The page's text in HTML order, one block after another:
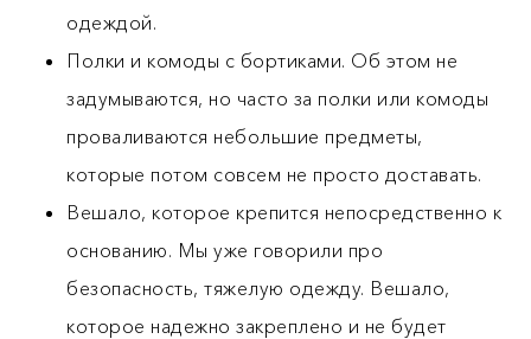
одеждой.
Полки и комоды с бортиками. Об этом не
задумываются, но часто за полки или комоды
проваливаются небольшие предметы,
которые потом совсем не просто доставать.
Вешало, которое крепится непосредственно к
основанию. Мы уже говорили про
безопасность, тяжелую одежду. Вешало,
которое надежно закреплено и не будет